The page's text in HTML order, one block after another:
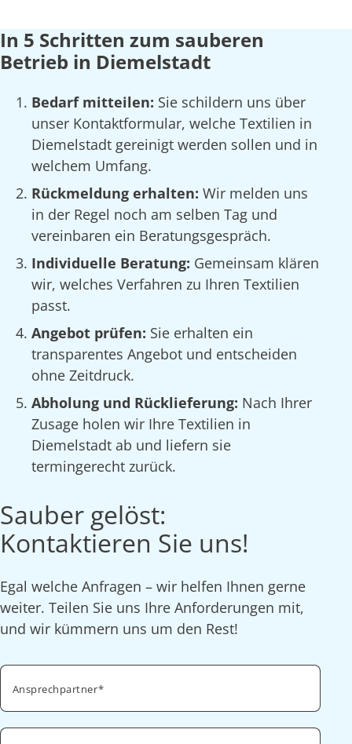
In 5 Schritten zum sauberen
Betrieb in Diemelstadt
Bedarf mitteilen: Sie schildern uns über
unser Kontaktformular, welche Textilien in
Diemelstadt gereinigt werden sollen und in
welchem Umfang.
Rückmeldung erhalten: Wir melden uns
in der Regel noch am selben Tag und
vereinbaren ein Beratungsgespräch.
Individuelle Beratung: Gemeinsam klären
wir, welches Verfahren zu Ihren Textilien
passt.
Angebot prüfen: Sie erhalten ein
transparentes Angebot und entscheiden
ohne Zeitdruck.
Abholung und Rücklieferung: Nach Ihrer
Zusage holen wir Ihre Textilien in
Diemelstadt ab und liefern sie
termingerecht zurück.
Sauber gelöst:
Kontaktieren Sie uns!
Egal welche Anfragen – wir helfen Ihnen gerne
weiter. Teilen Sie uns Ihre Anforderungen mit,
und wir kümmern uns um den Rest!
Ansprechpartner